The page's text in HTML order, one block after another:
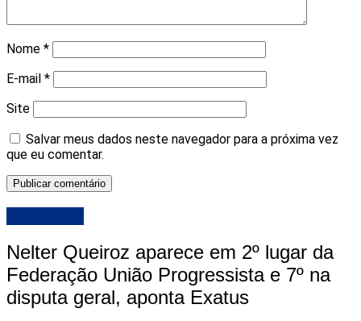
Nome *
E-mail *
Site
Salvar meus dados neste navegador para a próxima vez
que eu comentar.
Nelter Queiroz aparece em 2º lugar da
Federação União Progressista e 7º na
disputa geral, aponta Exatus